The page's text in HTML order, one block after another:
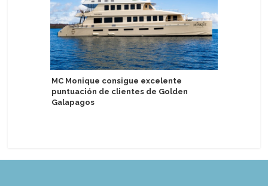
MC Monique consigue excelente
puntuación de clientes de Golden
Galapagos